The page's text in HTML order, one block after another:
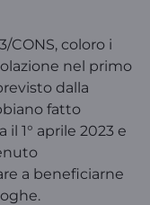
CONS, coloro i
nel primo
dalla
fatto
1° aprile 2023 e
a beneficiarne